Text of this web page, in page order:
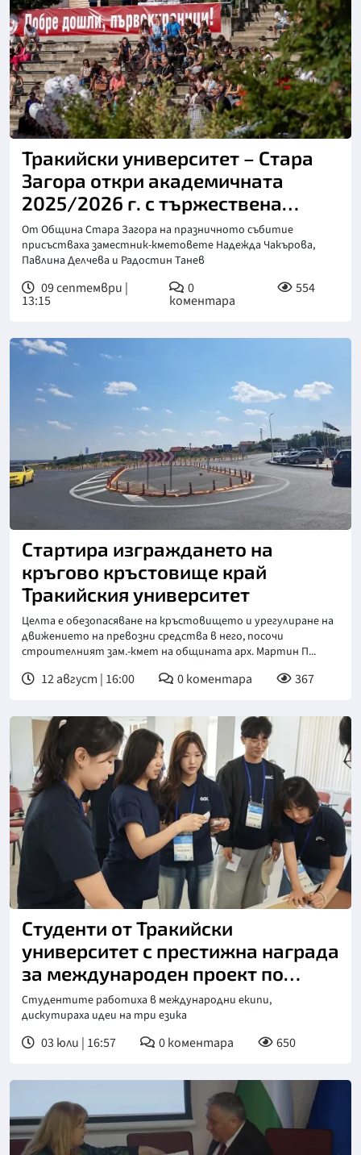
Тракийски университет – Стара
Загора откри академичната
2025/2026 г. с тържествена
церемония и празнична програма
От Община Стара Загора на празничното събитие
присъстваха заместник-кметовете Надежда Чакърова,
Павлина Делчева и Радостин Танев
09 септември |
13:15
0
коментара
554
Стартира изграждането на
кръгово кръстовище край
Тракийския университет
Целта е обезопасяване на кръстовището и урегулиране на
движението на превозни средства в него, посочи
строителният зам.-кмет на общината арх. Мартин П...
12 август | 16:00 0коментара 367
Студенти от Тракийски
университет с престижна награда
за международен проект по
климатични промени
Студентите работиха в международни екипи,
дискутираха идеи на три езика
03 юли | 16:57 0коментара 650